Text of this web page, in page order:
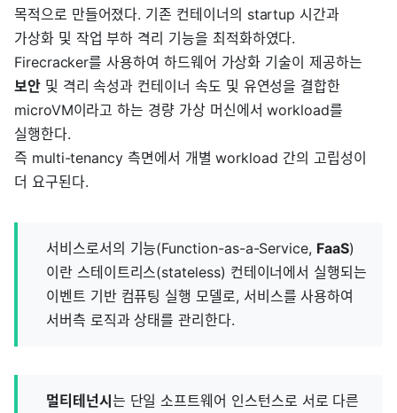
목적으로 만들어졌다. 기존 컨테이너의 startup 시간과
가상화 및 작업 부하 격리 기능을 최적화하였다.
Firecracker를 사용하여 하드웨어 가상화 기술이 제공하는
보안및 격리 속성과 컨테이너 속도 및 유연성을 결합한
microVM이라고 하는 경량 가상 머신에서 workload를
실행한다.
즉 multi-tenancy 측면에서 개별 workload 간의 고립성이
더 요구된다.
서비스로서의 기능(Function-as-a-Service, FaaS)
이란 스테이트리스(stateless) 컨테이너에서 실행되는
이벤트 기반 컴퓨팅 실행 모델로, 서비스를 사용하여
서버측 로직과 상태를 관리한다.
멀티테넌시 는 단일 소프트웨어 인스턴스로 서로 다른